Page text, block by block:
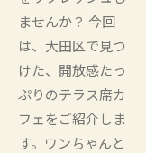
ませんか？ 今回
は、大田区で見つ
けた、開放感たっ
ぷりのテラス席カ
フェをご紹介しま
す。ワンちゃんと